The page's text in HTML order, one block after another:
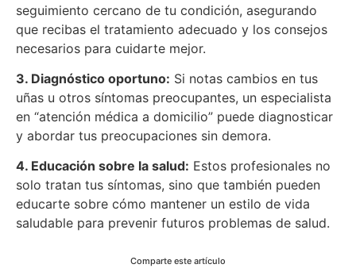
seguimiento cercano de tu condición, asegurando
que recibas el tratamiento adecuado y los consejos
necesarios para cuidarte mejor.
3. Diagnóstico oportuno: Si notas cambios en tus
uñas u otros síntomas preocupantes, un especialista
en “atención médica a domicilio” puede diagnosticar
y abordar tus preocupaciones sin demora.
4. Educación sobre la salud: Estos profesionales no
solo tratan tus síntomas, sino que también pueden
educarte sobre cómo mantener un estilo de vida
saludable para prevenir futuros problemas de salud.
Comparte este artículo